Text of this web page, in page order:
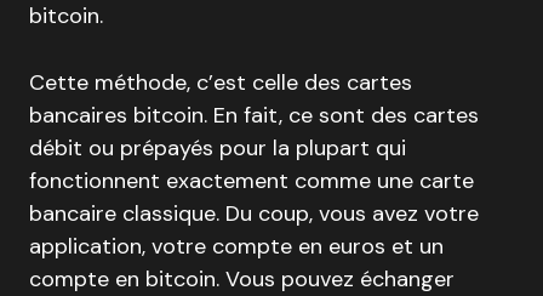
bitcoin.
Cette méthode, c’est celle des cartes
bancaires bitcoin. En fait, ce sont des cartes
débit ou prépayés pour la plupart qui
fonctionnent exactement comme une carte
bancaire classique. Du coup, vous avez votre
application, votre compte en euros et un
compte en bitcoin. Vous pouvez échanger